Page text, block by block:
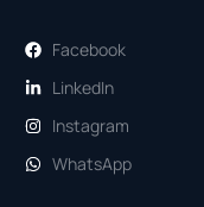
Facebook
LinkedIn
Instagram
WhatsApp